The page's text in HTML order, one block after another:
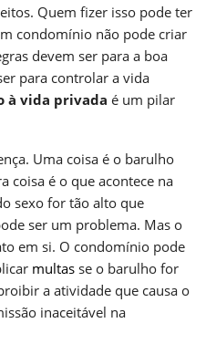
Quem fizer isso pode ter
condomínio não pode criar
devem ser para a boa
para controlar a vida
à vida privada é um pilar
Uma coisa é o barulho
coisa é o que acontece na
sexo for tão alto que
ser um problema. Mas o
em si. O condomínio pode
multas se o barulho for
a atividade que causa o
inaceitável na